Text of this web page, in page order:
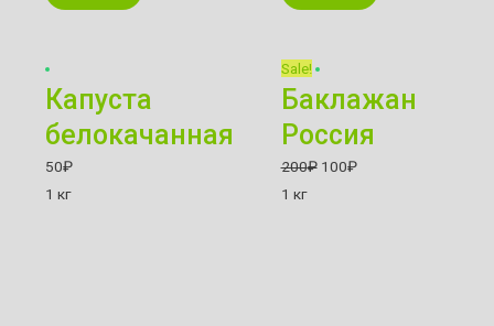
Капуста
белокачанная
50₽
1 кг
Sale!
Баклажан
Россия
200₽ 100₽
1 кг